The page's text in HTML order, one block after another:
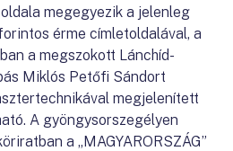
megegyezik a jelenleg
érme címletoldalával, a
a megszokott Lánchíd-
Miklós Petőfi Sándort
megjelenített
A gyöngysorszegélyen
a „MAGYARORSZÁG”